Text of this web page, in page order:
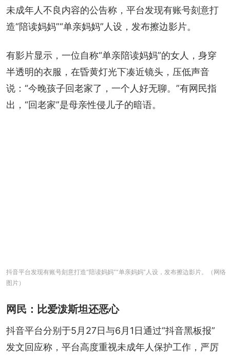
未成年人不良内容的公告称，平台发现有账号刻意打
造“陪读妈妈”“单亲妈妈”人设，发布擦边影片。
有影片显示，一位自称“单亲陪读妈妈”的女人，身穿
半透明的衣服，在昏黄灯光下凑近镜头，压低声音
说：“今晚孩子回老家了，一个人好无聊。”有网民指
出，“回老家”是母亲性侵儿子的暗语。
抖音平台发现有账号刻意打造“陪读妈妈”“单亲妈妈”人设，发布擦边影片。（网络
图片）
网民：比爱泼斯坦还恶心
抖音平台分别于5月27日与6月1日通过“抖音黑板报”
发文回应称，平台高度重视未成年人保护工作，严厉